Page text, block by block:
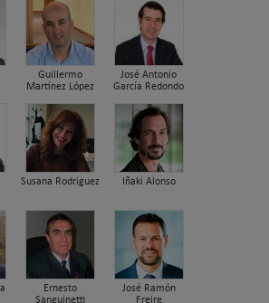
Guillermo
Martínez López
José Antonio
García Redondo
Susana Rodriguez Iñaki Alonso
Ernesto
Sanguinetti
José Ramón
Freire